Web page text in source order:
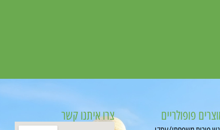
פופולריים צרו איתנו קשר